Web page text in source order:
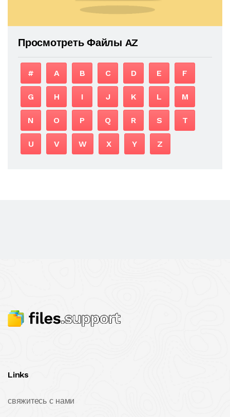
Просмотреть Файлы AZ
# A B C D E F
G H I J K L M
N O P Q R S T
U V W X Y Z
Links
свяжитесь с нами